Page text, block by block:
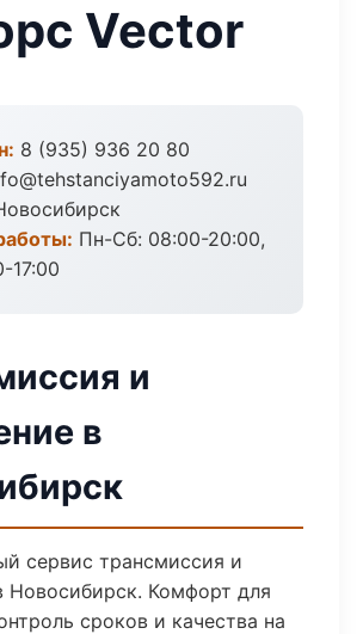
Vector
8 (935) 936 20 80
Пн-Сб: 08:00-20:00,
17:00
и
в
сервис трансмиссия и
Новосибирск. Комфорт для
сроков и качества на